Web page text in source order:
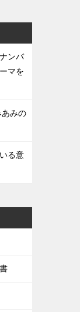
ンバ
マを
みの
る意